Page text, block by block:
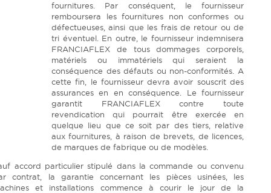
fournitures. Par conséquent, le fournisseur
remboursera les fournitures non conformes ou
défectueuses, ainsi que les frais de retour ou de
tri éventuel. En outre, le fournisseur indemnisera
FRANCIAFLEX de tous dommages corporels,
matériels ou immatériels qui seraient la
conséquence des défauts ou non-conformités. A
cette fin, le fournisseur devra avoir souscrit des
assurances en en conséquence. Le fournisseur
garantit FRANCIAFLEX contre toute
revendication qui pourrait être exercée en
quelque lieu que ce soit par des tiers, relative
aux fournitures, à raison de brevets, de licences,
de marques de fabrique ou de modèles.
accord particulier stipulé dans la commande ou convenu
contrat, la garantie concernant les pièces usinées, les
et installations commence à courir le jour de la